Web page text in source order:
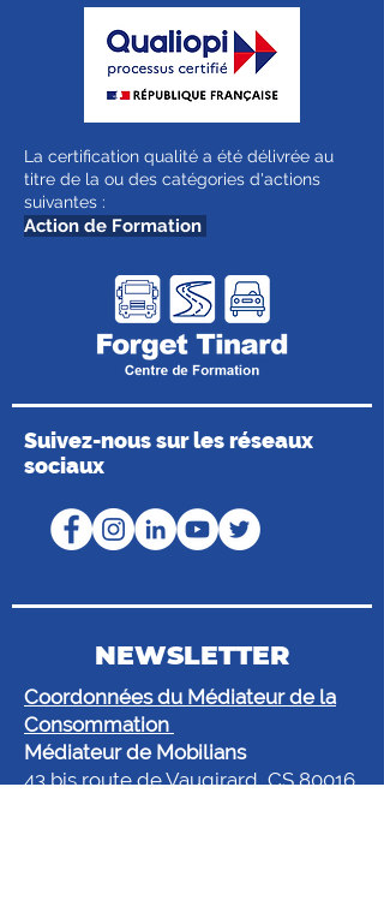
La certification qualité a été délivrée au
titre de la ou des catégories d'actions
suivantes :
Action de Formation
Suivez-nous sur les réseaux
sociaux
NEWSLETTER
Coordonnées du Médiateur de la
Consommation
Médiateur de Mobilians
43 bis route de Vaugirard, CS 80016,